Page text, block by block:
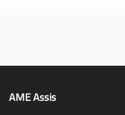
AME Assis